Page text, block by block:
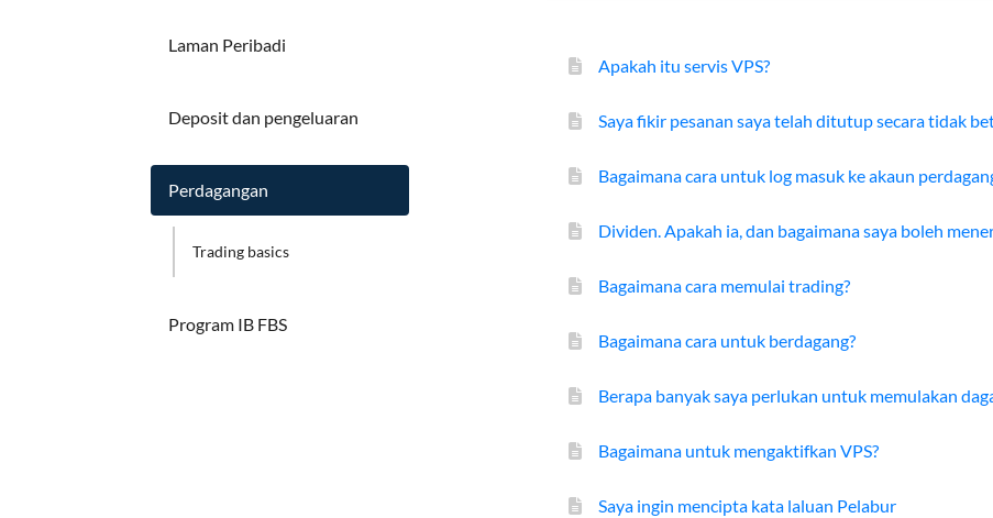
Laman Peribadi
Deposit dan pengeluaran
Perdagangan
Trading basics
Program IB FBS
Apakah itu servis VPS?
Saya fikir pesanan saya telah ditutup secara tidak
Bagaimana cara untuk log masuk ke akaun
Dividen. Apakah ia, dan bagaimana saya boleh
Bagaimana cara memulai trading?
Bagaimana cara untuk berdagang?
Berapa banyak saya perlukan untuk memulakan
Bagaimana untuk mengaktifkan VPS?
Saya ingin mencipta kata laluan Pelabur